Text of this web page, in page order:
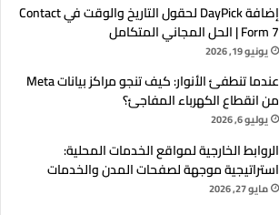
إضافة DayPick لحقول التاريخ والوقت في Contact
Form 7 | الحل المجاني المتكامل
يونيو 19, 2026
عندما تنطفئ الأنوار: كيف تنجو مراكز بيانات Meta
من انقطاع الكهرباء المفاجئ؟
يوليو 6, 2026
الروابط الخارجية لمواقع الخدمات المحلية:
استراتيجية موجهة لصفحات المدن والخدمات
مايو 27, 2026